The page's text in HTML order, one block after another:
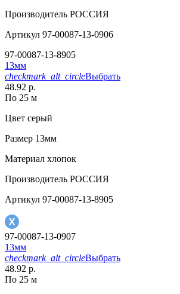
Производитель РОССИЯ
Артикул 97-00087-13-0906
97-00087-13-8905
13мм
checkmark_alt_circleВыбрать
48.92 р.
По 25 м
Цвет серый
Размер 13мм
Материал хлопок
Производитель РОССИЯ
Артикул 97-00087-13-8905
97-00087-13-0907
13мм
checkmark_alt_circleВыбрать
48.92 р.
По 25 м